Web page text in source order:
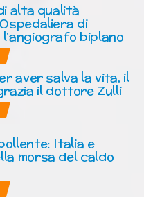
alta qualità
di
biplano
aver salva la vita, il
il dottore Zulli
Italia e
morsa del caldo